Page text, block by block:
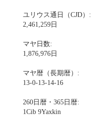
ユリウス通日（CJD）:
2,461,259日
マヤ日数:
1,876,976日
マヤ暦（長期暦）:
13-0-13-14-16
260日暦・365日暦:
1Cib 9Yaxkin